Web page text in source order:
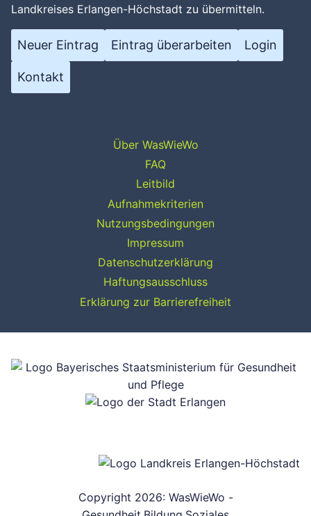
Landkreises Erlangen-Höchstadt zu übermitteln.
Neuer Eintrag Eintrag überarbeiten Login
Kontakt
Über WasWieWo
FAQ
Leitbild
Aufnahmekriterien
Nutzungsbedingungen
Impressum
Datenschutzerklärung
Haftungsausschluss
Erklärung zur Barrierefreiheit
Copyright 2026: WasWieWo -